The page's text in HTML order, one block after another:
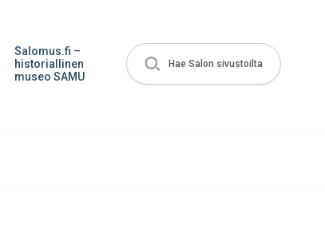
Salomus.fi –
historiallinen
museo SAMU
Hae Salon sivustoilta